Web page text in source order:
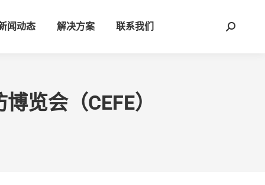
闻动态 解决方案 联系我们 Search:
览会（CEFE）